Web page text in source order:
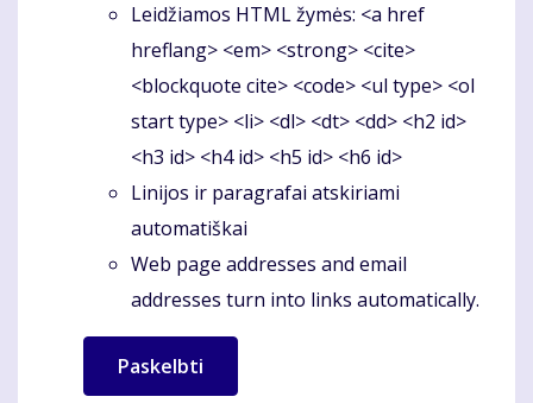
Leidžiamos HTML žymės: <a href
hreflang> <em> <strong> <cite>
<blockquote cite> <code> <ul type> <ol
start type> <li> <dl> <dt> <dd> <h2 id>
<h3 id> <h4 id> <h5 id> <h6 id>
Linijos ir paragrafai atskiriami
automatiškai
Web page addresses and email
addresses turn into links automatically.